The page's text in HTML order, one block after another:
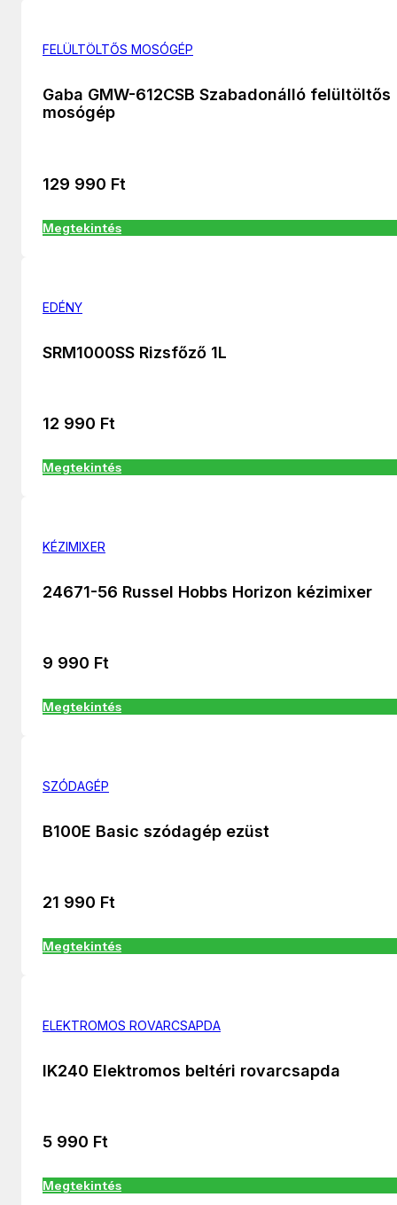
FELÜLTÖLTŐS MOSÓGÉP
Gaba GMW-612CSB Szabadonálló felültöltős
mosógép
129 990 Ft
Megtekintés
EDÉNY
SRM1000SS Rizsfőző 1L
12 990 Ft
Megtekintés
KÉZIMIXER
24671-56 Russel Hobbs Horizon kézimixer
9 990 Ft
Megtekintés
SZÓDAGÉP
B100E Basic szódagép ezüst
21 990 Ft
Megtekintés
ELEKTROMOS ROVARCSAPDA
IK240 Elektromos beltéri rovarcsapda
5 990 Ft
Megtekintés